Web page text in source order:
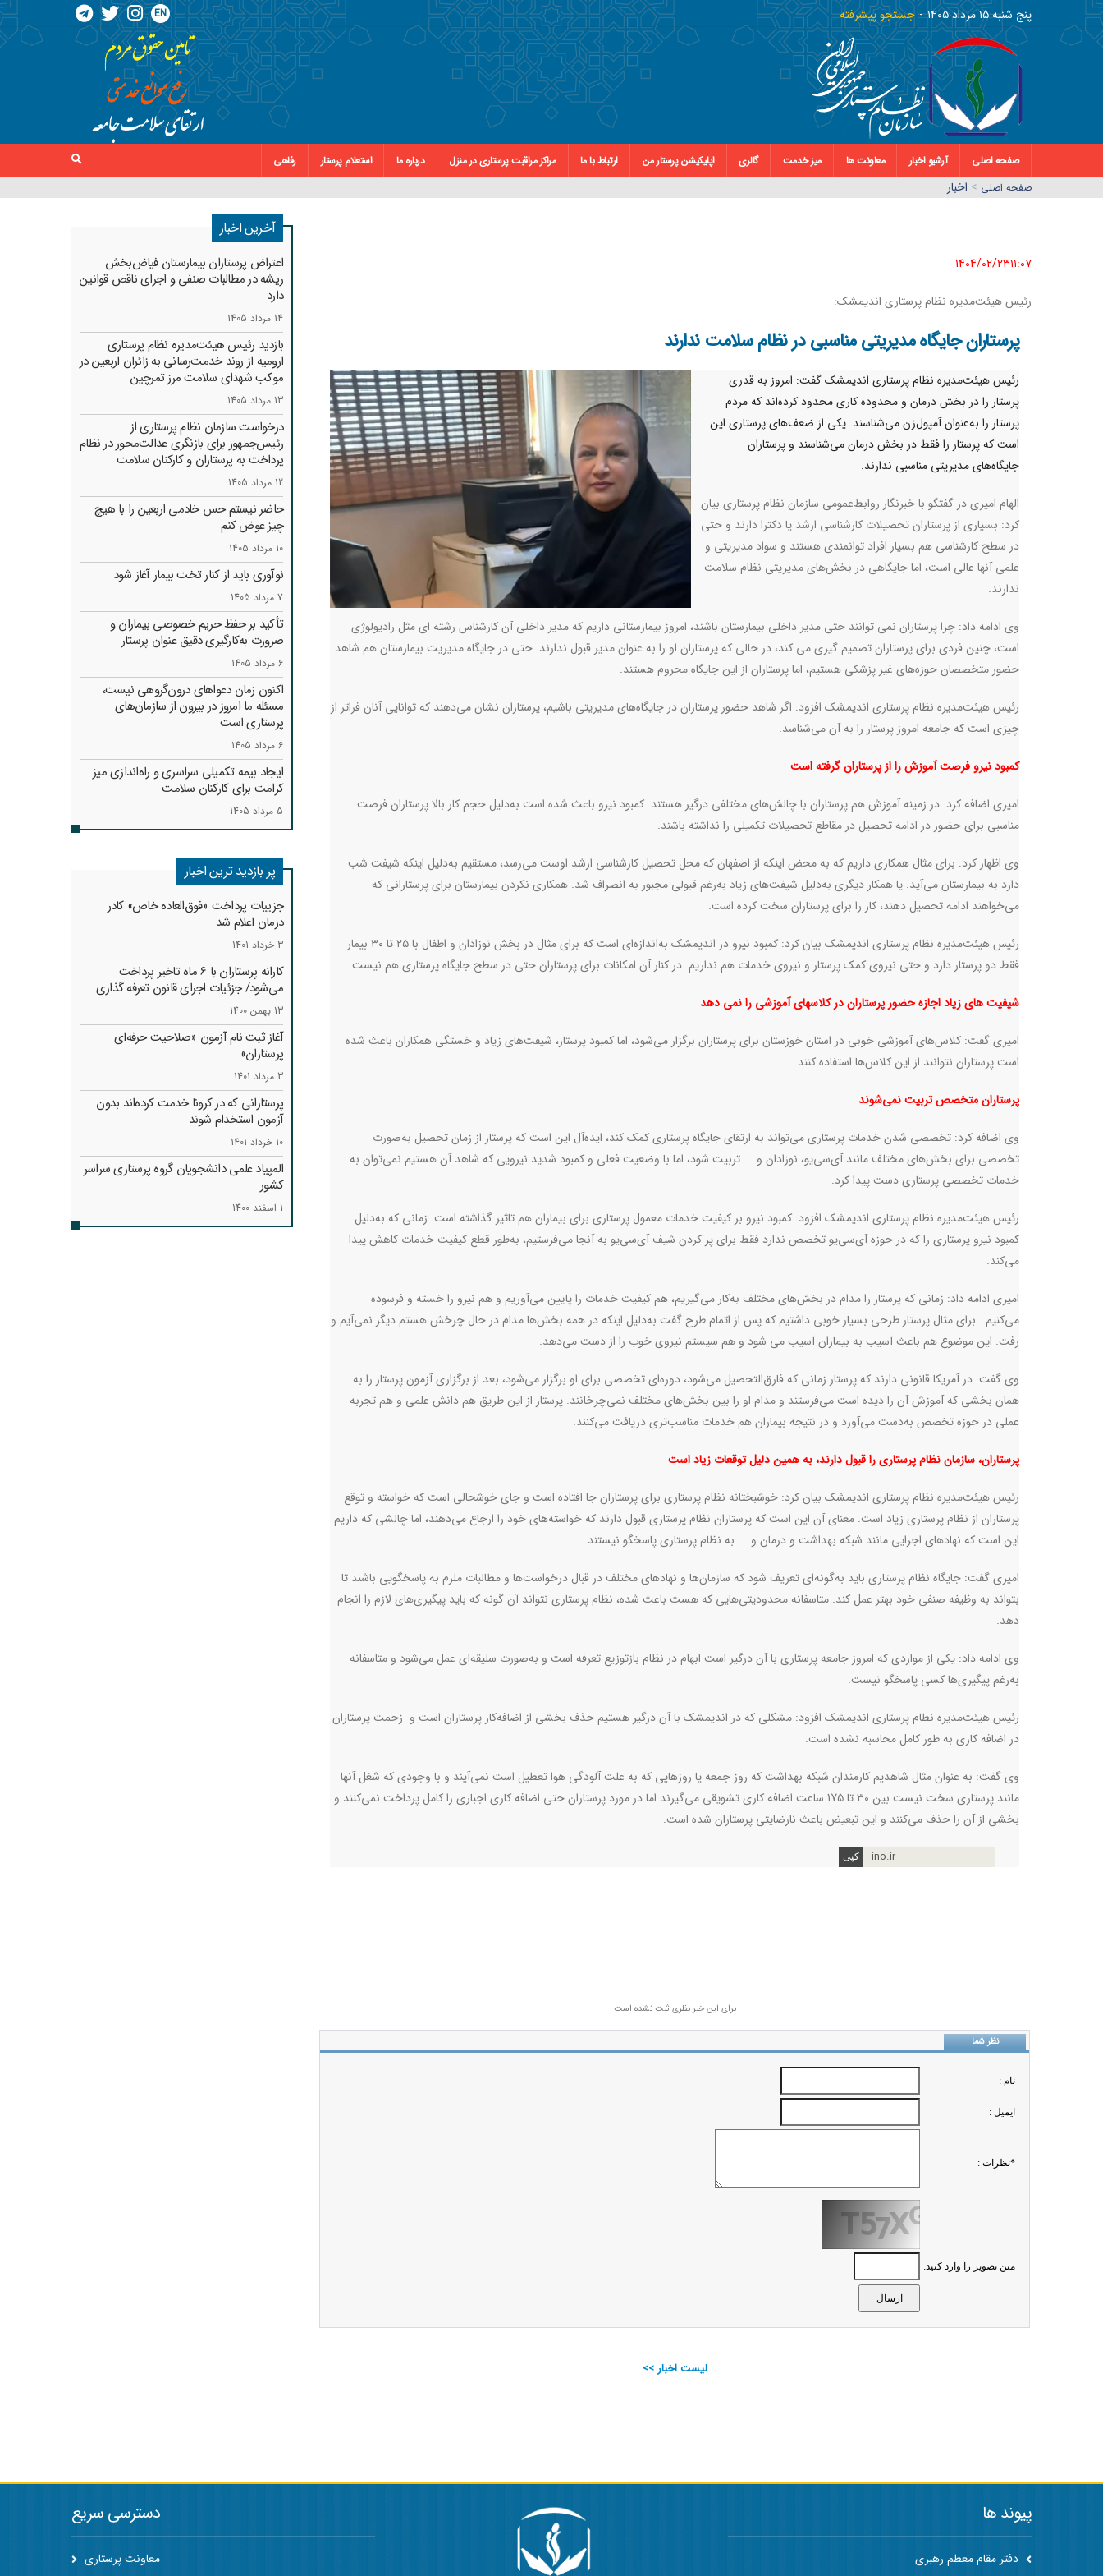
پنج شنبه ١٥ مرداد ١٤٠٥ جستجو پیشرفته EN
صفحه اصلی آرشیو اخبار معاونت ها میز خدمت گالری اپلیکیشن پرستار من ارتباط با ما مراکز مراقبت پرستاری در منزل درباره ما استعلام پرستار
رفاهی
صفحه اصلي > اخبار
1404/02/23١١:٠٧
رئیس هیئت‌مدیره نظام پرستاری اندیمشک:
پرستاران جایگاه‌ مدیریتی مناسبی در نظام سلامت ندارند
رئیس هیئت‌مدیره نظام پرستاری اندیمشک گفت: امروز به قدری
پرستار را در بخش درمان و محدوده کاری محدود کرده‌اند که مردم
پرستار را به‌عنوان آمپول‌زن می‌شناسند. یکی از ضعف‌های پرستاری این
است که پرستار را فقط در بخش درمان می‌شناسند و پرستاران
جایگاه‌های مدیریتی مناسبی ندارند.
الهام امیری در گفتگو با خبرنگار روابط‌عمومی سازمان نظام پرستاری بیان
کرد: بسیاری از پرستاران تحصیلات کارشناسی ارشد یا دکترا دارند و حتی
در سطح کارشناسی هم بسیار افراد توانمندی هستند و سواد مدیریتی و
علمی آنها عالی است، اما جایگاهی در بخش‌های مدیریتی نظام سلامت
ندارند.
وی ادامه داد: چرا پرستاران نمی توانند حتی مدیر داخلی بیمارستان باشند، امروز بیمارستانی داریم که مدیر داخلی آن کارشناس رشته ای مثل رادیولوژی
است، چنین فردی برای پرستاران تصمیم گیری می کند، در حالی که پرستاران او را به عنوان مدیر قبول ندارند. حتی در جایگاه مدیریت بیمارستان هم شاهد
حضور متخصصان حوزه‌های غیر پزشکی هستیم، اما پرستاران از این جایگاه محروم هستند.
رئیس هیئت‌مدیره نظام پرستاری اندیمشک افزود: اگر شاهد حضور پرستاران در جایگاه‌های مدیریتی باشیم، پرستاران نشان می‌دهند که توانایی آنان فراتر از
چیزی است که جامعه امروز پرستار را به‌ آن می‌شناسد.
کمبود نیرو فرصت آموزش را از پرستاران گرفته است
امیری اضافه کرد: در زمینه آموزش هم پرستاران با چالش‌های مختلفی درگیر هستند. کمبود نیرو باعث شده است به‌دلیل حجم کار بالا پرستاران فرصت
مناسبی برای حضور در ادامه تحصیل در مقاطع تحصیلات تکمیلی را نداشته باشند.
وی اظهار کرد: برای مثال همکاری داریم که به محض اینکه از اصفهان که محل تحصیل کارشناسی ارشد اوست ‌می‌رسد، مستقیم به‌دلیل اینکه شیفت شب
دارد به بیمارستان می‌آید. یا همکار دیگری به‌دلیل شیفت‌های زیاد به‌رغم قبولی مجبور به انصراف شد. همکاری نکردن بیمارستان برای پرستارانی که
می‌خواهند ادامه تحصیل دهند، کار را برای پرستاران سخت کرده است.
رئیس هیئت‌مدیره نظام پرستاری اندیمشک بیان کرد: کمبود نیرو در اندیمشک به‌اندازه‌ای است که برای مثال در بخش نوزادان و اطفال با ۲۵ تا ۳۰ بیمار
فقط دو پرستار دارد و حتی نیروی کمک پرستار و نیروی خدمات هم نداریم. در کنار آن امکانات برای پرستاران حتی در سطح جایگاه پرستاری هم نیست.
شیفیت های زیاد اجازه حضور پرستاران در کلاسهای آموزشی را نمی دهد
امیری گفت: کلاس‌های آموزشی خوبی در استان خوزستان برای پرستاران برگزار می‌شود، اما کمبود پرستار، شیفت‌های زیاد و خستگی همکاران باعث شده
است پرستاران نتوانند از این کلاس‌ها استفاده کنند.
پرستاران متخصص تربیت نمی‌شوند
وی اضافه کرد: تخصصی شدن خدمات پرستاری می‌تواند به ارتقای جایگاه پرستاری کمک کند، ایده‌آل این است که پرستار از زمان تحصیل به‌صورت
تخصصی برای بخش‌های مختلف مانند آی‌سی‌یو، نوزادان و ... تربیت شود، اما با وضعیت فعلی و کمبود شدید نیرویی که شاهد آن هستیم نمی‌توان به
خدمات تخصصی پرستاری دست پیدا کرد.
رئیس هیئت‌مدیره نظام پرستاری اندیمشک افزود: کمبود نیرو بر کیفیت خدمات معمول پرستاری برای بیماران هم تاثیر گذاشته است. زمانی که به‌دلیل
کمبود نیرو پرستاری را که در حوزه آی‌سی‌یو تخصص ندارد فقط برای پر کردن شیف آی‌سی‌یو به آنجا می‌فرستیم، به‌طور قطع کیفیت خدمات کاهش پیدا
می‌کند.
امیری ادامه داد: زمانی که پرستار را مدام در بخش‌های مختلف به‌کار می‌گیریم، هم کیفیت خدمات را پایین می‌آوریم و هم نیرو را خسته و فرسوده
می‌کنیم. برای مثال پرستار طرحی بسیار خوبی داشتیم که پس از اتمام طرح گفت به‌دلیل اینکه در همه بخش‌ها مدام در حال چرخش هستم دیگر نمی‌آیم و
رفت. این موضوع هم باعث آسیب به بیماران آسیب می شود و هم سیستم نیروی خوب را از دست می‌دهد.
وی گفت: در آمریکا قانونی دارند که پرستار زمانی که فارق‌التحصیل می‌شود، دوره‌ای تخصصی برای او برگزار می‌شود، بعد از برگزاری آزمون پرستار را به
همان بخشی که آموزش‌ آن را دیده است می‌فرستند و مدام او را بین بخش‌های مختلف نمی‌چرخانند. پرستار از این طریق هم دانش علمی و هم تجربه
عملی در حوزه تخصص به‌دست می‌آورد و در نتیجه بیماران هم خدمات مناسب‌تری دریافت می‌کنند.
پرستاران، سازمان نظام پرستاری را قبول دارند، به همین دلیل توقعات زیاد است
رئیس هیئت‌مدیره نظام پرستاری اندیمشک بیان کرد: خوشبختانه نظام پرستاری برای پرستاران جا افتاده است و جای خوشحالی است که خواسته و توقع
پرستاران از نظام پرستاری زیاد است. معنای آن این است که پرستاران نظام پرستاری قبول دارند که خواسته‌های خود را ارجاع می‌دهند، اما چالشی که داریم
این است که نهادهای اجرایی مانند شبکه بهداشت و درمان و ... به نظام پرستاری پاسخگو نیستند.
امیری گفت: جایگاه نظام پرستاری باید به‌گونه‌ای تعریف شود که سازمان‌ها و نهادهای مختلف در قبال درخواست‌ها و مطالبات ملزم به پاسخگویی باشند تا
بتواند به وظیفه صنفی خود بهتر عمل کند. متاسفانه محدودیتی‌هایی که هست باعث شده، نظام پرستاری نتواند آن گونه که باید پیگیری‌های لازم را انجام
دهد.
وی ادامه داد: یکی از مواردی که امروز جامعه پرستاری با آن درگیر است ابهام در نظام بازتوزیع تعرفه است و به‌صورت سلیقه‌ای عمل می‌شود و متاسفانه
به‌رغم پیگیری‌ها کسی پاسخگو نیست.
رئیس هیئت‌مدیره نظام پرستاری اندیمشک افزود: مشکلی که در اندیمشک با آن درگیر هستیم حذف بخشی از اضافه‌کار پرستاران است و زحمت پرستاران
در اضافه کاری به طور کامل محاسبه نشده است.
وی گفت: به عنوان مثال شاهدیم کارمندان شبکه بهداشت که روز جمعه یا روزهایی که به علت آلودگی هوا تعطیل است نمی‌آیند و با وجودی که شغل آنها
مانند پرستاری سخت نیست بین 30 تا 175 ساعت اضافه کاری تشویقی می‌گیرند اما در مورد پرستاران حتی اضافه کاری اجباری را کامل پرداخت نمی‌کنند و
بخشی از آن را حذف می‌کنند و این تبعیض باعث نارضایتی پرستاران شده است.
ino.ir
برای این خبر نظری ثبت نشده است
نظر شما
نام :
ايميل :
*نظرات :
متن تصویر را وارد کنید:
لیست اخبار >>
آخرین اخبار
اعتراض پرستاران بیمارستان فیاض‌بخش
ریشه در مطالبات صنفی و اجرای ناقص قوانین
دارد
14 مرداد 1405
بازدید رئیس هیئت‌مدیره نظام پرستاری
ارومیه از روند خدمت‌رسانی به زائران اربعین در
موکب شهدای سلامت مرز تمرچین
13 مرداد 1405
درخواست سازمان نظام پرستاری از
رئیس‌جمهور برای بازنگری عدالت‌محور در نظام
پرداخت به پرستاران و کارکنان سلامت
12 مرداد 1405
حاضر نیستم حس خادمی اربعین را با هیچ
چیز عوض کنم
10 مرداد 1405
نوآوری باید از کنار تخت بیمار آغاز شود
7 مرداد 1405
تأکید بر حفظ حریم خصوصی بیماران و
ضرورت به‌کارگیری دقیق عنوان پرستار
6 مرداد 1405
اکنون زمان دعواهای درون‌گروهی نیست،
مسئله ما امروز در بیرون از سازمان‌های
پرستاری است
6 مرداد 1405
ایجاد بیمه تکمیلی سراسری و راه‌اندازی میز
کرامت برای کارکنان سلامت
5 مرداد 1405
پر بازدید ترین اخبار
جزییات پرداخت «فوق‌العاده خاص» کادر
درمان اعلام شد
3 خرداد 1401
کارانه‌ پرستاران با 6 ماه تاخیر پرداخت
می‌شود/ جزئیات اجرای قانون تعرفه گذاری
13 بهمن 1400
آغاز ثبت نام آزمون «صلاحیت حرفه‌ای
پرستاران»
3 مرداد 1401
پرستارانی که در کرونا خدمت کرد‌ه‌اند بدون
آزمون استخدام شوند
10 خرداد 1401
المپیاد علمی دانشجویان گروه پرستاری سراسر
کشور
1 اسفند 1400
پیوند ها
دفتر مقام معظم رهبری
دسترسی سریع
معاونت پرستاری